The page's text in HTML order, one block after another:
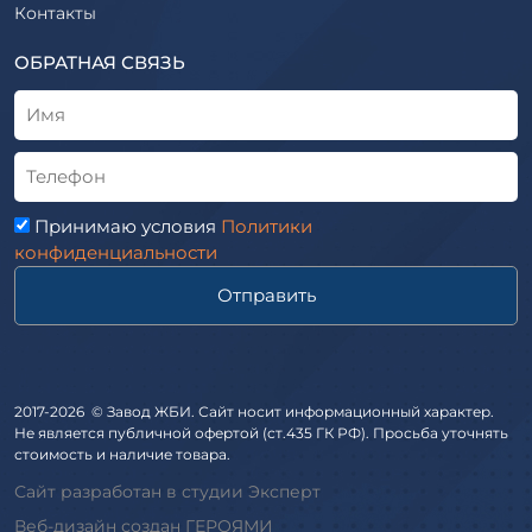
Элементы благоустройства
Трубы асбоцементные
Приставки железобетонные (пасынки) Серия 3.407-57 и
ГОСТ 14295-75
Лестничные марши
Автопавильоны
Анкера железобетонные
Балки железобетонные
Блоки железобетонные
Кабины санитарно-технические
Капители колонн
ТУ
Альбом
Контакты
ОБРАТНАЯ СВЯЗЬ
Принимаю условия Политики
конфиденциальности
Отправить
2017-2026 © Завод ЖБИ. Сайт носит информационный характер.
Не является публичной офертой (ст.435 ГК РФ). Просьба уточнять
стоимость и наличие товара.
Сайт разработан в студии Эксперт
Веб-дизайн создан ГЕРОЯМИ